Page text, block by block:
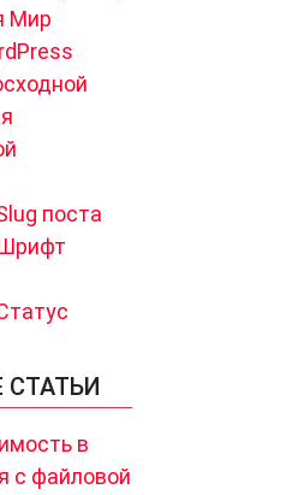
Мир
поста
СТАТЬИ
в
с файловой